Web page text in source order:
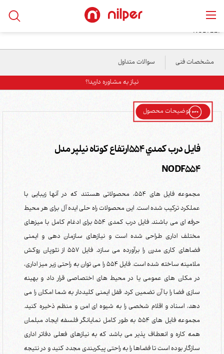
خانه/ میز و فایلینگ /
NODF554
مشخصات فنی سوالات متداول
نیاز به مشاوره دارید!؟
توضیحات محصول
فايل درب کمدي 554ارتفاع کوتاه نیلپر مدل
NODF554
مجموعه فایل های 554، محصولاتی هستند که در آنها زیبایی با
عملکرد ترکیب شده است. این محصولات راه حلی ایده آل برای هر محیط
حرفه ای می باشند. فایل درب کمدی 554 برای ادغام کامل با میزهای
مختلف اداری طراحی شده است و نیازهای سازمان دهی و ایمنی
فضاهای کاری مدرن را برآورده می سازد. فایل 557 از نئوپان روکش
ملامینه ساخته شده است. فایل 554 را می توان به راحتی زیر میز اداری،
در مکان های عمومی یا در محیط های اختصاصی قرار داد و بهینه
سازی فضا را با آن تضمین کرد. قفل ایمنی کلیددار به شما امکان را می
دهد، اسناد و اقلام شخصی را به شیوه ای امن و منظم ذخیره کنید.
مجموعه فایل های 554 به طور کامل نمایانگر فلسفه ایجاد مبلمان
همه کاره و انعطاف پذیر می باشد که به نیازهای فعلی دفاتر اداری
سازگار بوده است تا فضاها را به راحتی پیکربندی مجدد کنید و در نتیجه